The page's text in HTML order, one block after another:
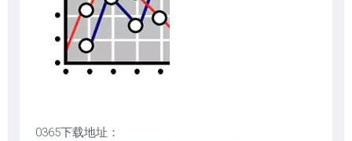
0365下载地址：